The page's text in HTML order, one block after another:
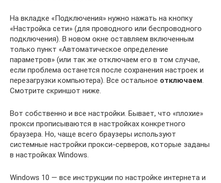
На вкладке «Подключения» нужно нажать на кнопку
«Настройка сети» (для проводного или беспроводного
подключения). В новом окне оставляем включенным
только пункт «Автоматическое определение
параметров» (или так же отключаем его в том случае,
если проблема останется после сохранения настроек и
перезагрузки компьютера). Все остальное отключаем.
Смотрите скриншот ниже.
Вот собственно и все настройки. Бывает, что «плохие»
прокси прописываются в настройках конкретного
браузера. Но, чаще всего браузеры используют
системные настройки прокси-серверов, которые заданы
в настройках Windows.
Windows 10 — все инструкции по настройке интернета и